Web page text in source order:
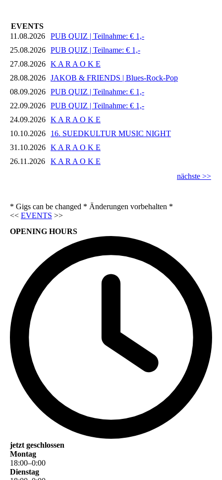
EVENTS
11.08.2026
PUB QUIZ | Teilnahme: € 1,-
25.08.2026 PUB QUIZ | Teilname: € 1,-
27.08.2026 K A R A O K E
28.08.2026 JAKOB & FRIENDS | Blues-Rock-Pop
08.09.2026 PUB QUIZ | Teilnahme: € 1,-
22.09.2026 PUB QUIZ | Teilnahme: € 1,-
24.09.2026 K A R A O K E
10.10.2026
16. SUEDKULTUR MUSIC NIGHT
31.10.2026 K A R A O K E
26.11.2026
K A R A O K E
nächste >>
* Gigs can be changed * Änderungen vorbehalten *
<< EVENTS >>
OPENING HOURS
jetzt geschlossen
Montag
18:00–0:00
Dienstag